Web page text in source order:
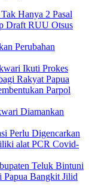
Hanya 2 Pasal
Draft RUU Otsus
Perubahan
Ikuti Prokes
Rakyat Papua
Parpol
Diamankan
Perlu Digencarkan
alat PCR Covid-
Teluk Bintuni
Papua Bangkit Jilid